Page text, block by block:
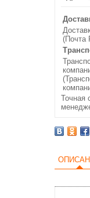
(Почта
Точная